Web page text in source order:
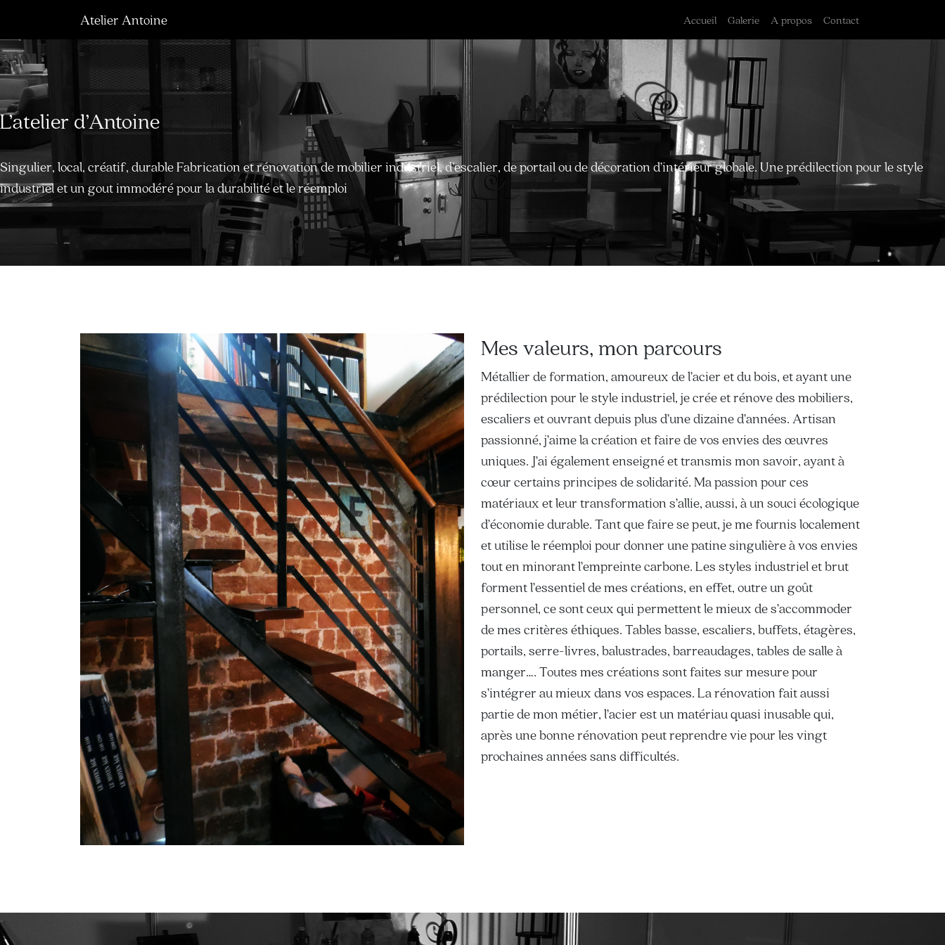
Atelier Antoine Accueil Galerie A propos Contact
L’atelier d’Antoine
Singulier, local, créatif, durable Fabrication et rénovation de mobilier industriel, d’escalier, de portail ou de décoration d’intérieur globale. Une prédilection pour le style
industriel et un gout immodéré pour la durabilité et le réemploi
Mes valeurs, mon parcours
Métallier de formation, amoureux de l’acier et du bois, et ayant une
prédilection pour le style industriel, je crée et rénove des mobiliers,
escaliers et ouvrant depuis plus d’une dizaine d’années. Artisan
passionné, j’aime la création et faire de vos envies des œuvres
uniques. J’ai également enseigné et transmis mon savoir, ayant à
cœur certains principes de solidarité. Ma passion pour ces
matériaux et leur transformation s’allie, aussi, à un souci écologique
d’économie durable. Tant que faire se peut, je me fournis localement
et utilise le réemploi pour donner une patine singulière à vos envies
tout en minorant l’empreinte carbone. Les styles industriel et brut
forment l’essentiel de mes créations, en effet, outre un goût
personnel, ce sont ceux qui permettent le mieux de s’accommoder
de mes critères éthiques. Tables basse, escaliers, buffets, étagères,
portails, serre-livres, balustrades, barreaudages, tables de salle à
manger…. Toutes mes créations sont faites sur mesure pour
s’intégrer au mieux dans vos espaces. La rénovation fait aussi
partie de mon métier, l’acier est un matériau quasi inusable qui,
après une bonne rénovation peut reprendre vie pour les vingt
prochaines années sans difficultés.